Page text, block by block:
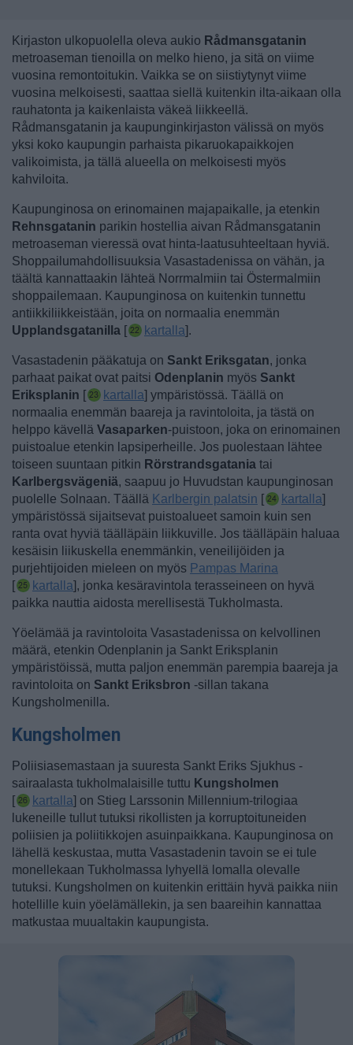
Kirjaston ulkopuolella oleva aukio Rådmansgatanin
metroaseman tienoilla on melko hieno, ja sitä on viime
vuosina remontoitukin. Vaikka se on siistiytynyt viime
vuosina melkoisesti, saattaa siellä kuitenkin ilta-aikaan olla
rauhatonta ja kaikenlaista väkeä liikkeellä.
Rådmansgatanin ja kaupunginkirjaston välissä on myös
yksi koko kaupungin parhaista pikaruokapaikkojen
valikoimista, ja tällä alueella on melkoisesti myös
kahviloita.
Kaupunginosa on erinomainen majapaikalle, ja etenkin
Rehnsgatanin parikin hostellia aivan Rådmansgatanin
metroaseman vieressä ovat hinta-laatusuhteeltaan hyviä.
Shoppailumahdollisuuksia Vasastadenissa on vähän, ja
täältä kannattaakin lähteä Norrmalmiin tai Östermalmiin
shoppailemaan. Kaupunginosa on kuitenkin tunnettu
antiikkiliikkeistään, joita on normaalia enemmän
Upplandsgatanilla [ kartalla].
Vasastadenin pääkatuja on Sankt Eriksgatan, jonka
parhaat paikat ovat paitsi Odenplanin myös Sankt
Eriksplanin [ kartalla] ympäristössä. Täällä on
normaalia enemmän baareja ja ravintoloita, ja tästä on
helppo kävellä Vasaparken-puistoon, joka on erinomainen
puistoalue etenkin lapsiperheille. Jos puolestaan lähtee
toiseen suuntaan pitkin Rörstrandsgatania tai
Karlbergsvägeniä, saapuu jo Huvudstan kaupunginosan
puolelle Solnaan. Täällä Karlbergin palatsin [ kartalla]
ympäristössä sijaitsevat puistoalueet samoin kuin sen
ranta ovat hyviä täälläpäin liikkuville. Jos täälläpäin haluaa
kesäisin liikuskella enemmänkin, veneilijöiden ja
purjehtijoiden mieleen on myös Pampas Marina
[
kartalla], jonka kesäravintola terasseineen on hyvä
paikka nauttia aidosta merellisestä Tukholmasta.
Yöelämää ja ravintoloita Vasastadenissa on kelvollinen
määrä, etenkin Odenplanin ja Sankt Eriksplanin
ympäristöissä, mutta paljon enemmän parempia baareja ja
ravintoloita on Sankt Eriksbron -sillan takana
Kungsholmenilla.
Kungsholmen
Poliisiasemastaan ja suuresta Sankt Eriks Sjukhus -
sairaalasta tukholmalaisille tuttu Kungsholmen
[
kartalla] on Stieg Larssonin Millennium-trilogiaa
lukeneille tullut tutuksi rikollisten ja korruptoituneiden
poliisien ja poliitikkojen asuinpaikkana. Kaupunginosa on
lähellä keskustaa, mutta Vasastadenin tavoin se ei tule
monellekaan Tukholmassa lyhyellä lomalla olevalle
tutuksi. Kungsholmen on kuitenkin erittäin hyvä paikka niin
hotellille kuin yöelämällekin, ja sen baareihin kannattaa
matkustaa muualtakin kaupungista.